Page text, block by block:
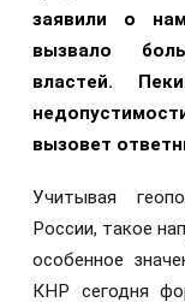
заявили о
вызвало
властей.
вызовет
Учитывая
России, такое
особенное
КНР сегодня